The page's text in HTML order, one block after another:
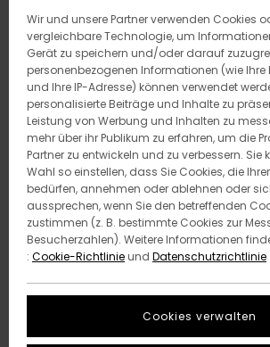
Wir und unsere Partner verwenden Cookies
vergleichbare Technologie, um
Gerät zu speichern und/oder darauf
personenbezogenen Informationen (wie Ihre
und Ihre IP-Adresse) können verwendet
personalisierte Beiträge und Inhalte zu
Leistung von Werbung und Inhalten zu
mehr über ihr Publikum zu erfahren, um die
Partner zu entwickeln und zu verbessern. Sie
Wahl so einstellen, dass Sie Cookies, die
bedürfen, annehmen oder ablehnen oder
aussprechen, wenn Sie den betreffenden
zustimmen (z. B. bestimmte Cookies zur
Besucherzahlen). Weitere Informationen
: Cookie-Richtlinieund Datenschutzrichtlinie
Cookies verwalten